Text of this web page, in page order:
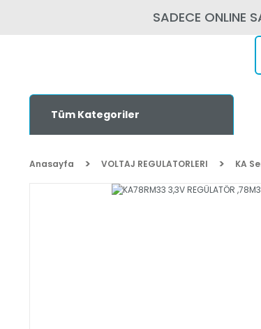
SADECE ONLINE
Tüm Kategoriler
Anasayfa VOLTAJ REGULATORLERI KA